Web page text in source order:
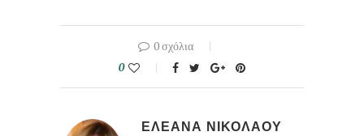
0 σχόλια
0
ΕΛΕΑΝΑ ΝΙΚΟΛΑΟΥ